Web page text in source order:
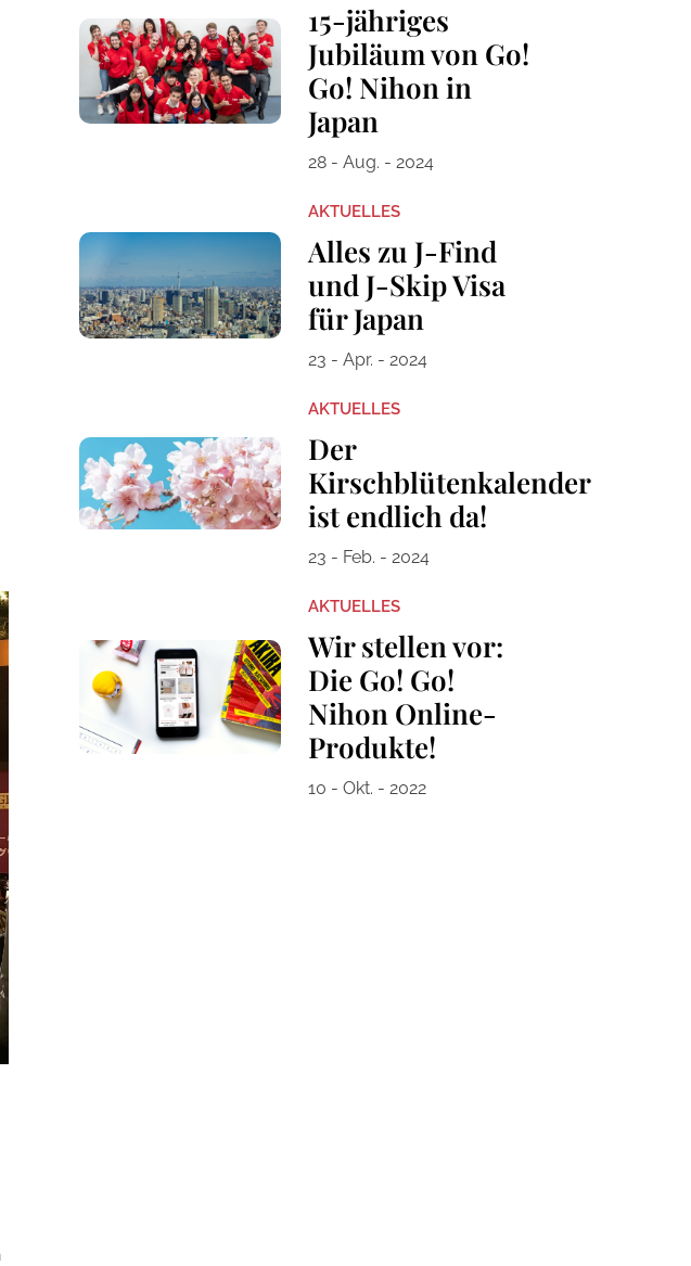
15-jähriges
Jubiläum von Go!
Go! Nihon in
Japan
28 - Aug. - 2024
AKTUELLES
Alles zu J-Find
und J-Skip Visa
für Japan
23 - Apr. - 2024
AKTUELLES
Der
Kirschblütenkalender
ist endlich da!
23 - Feb. - 2024
AKTUELLES
Wir stellen vor:
Die Go! Go!
Nihon Online-
Produkte!
10 - Okt. - 2022